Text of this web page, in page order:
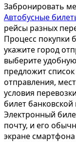
Забронировать
Автобусные
рейсы разных
Процесс покупки
укажите город
выберите
предложит
отправления,
условия
билет
Электронный
почту, и его
экране